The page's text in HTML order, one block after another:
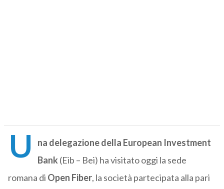
U
na delegazione della European Investment
Bank(Eib – Bei) ha visitato oggi la sede
romana di Open Fiber, la società partecipata alla pari